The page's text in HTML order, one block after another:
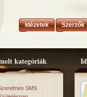
Idézetek Szerzők
kategóriák
SMS